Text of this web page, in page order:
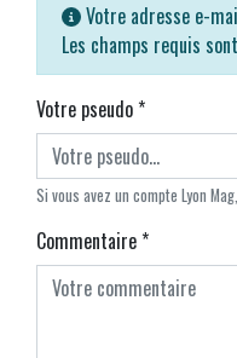
Votre adresse e-
Les champs requis
Votre pseudo*
Si vous avez un compte Lyon Mag,
Commentaire*